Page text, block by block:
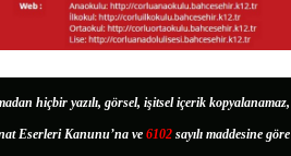
hiçbir yazılı, görsel, işitsel içerik kopyalanamaz,
Eserleri Kanunu’na ve 6102 sayılı maddesine göre